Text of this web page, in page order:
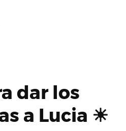
dar los
a Lucia ☀